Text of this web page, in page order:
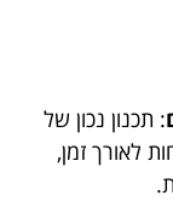
: תכנון נכון של
לאורך זמן,